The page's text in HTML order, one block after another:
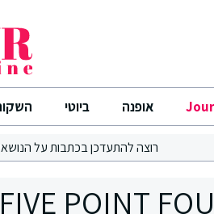
אופנה ביוטי
רוצה להתעדכן בכתבות על